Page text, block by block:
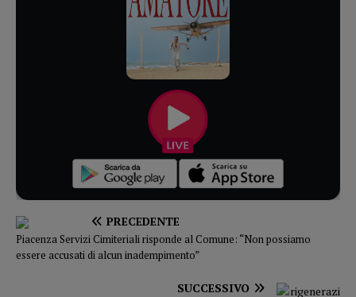
PRECEDENTE
Piacenza Servizi Cimiteriali risponde al Comune: “Non possiamo
essere accusati di alcun inadempimento”
SUCCESSIVO